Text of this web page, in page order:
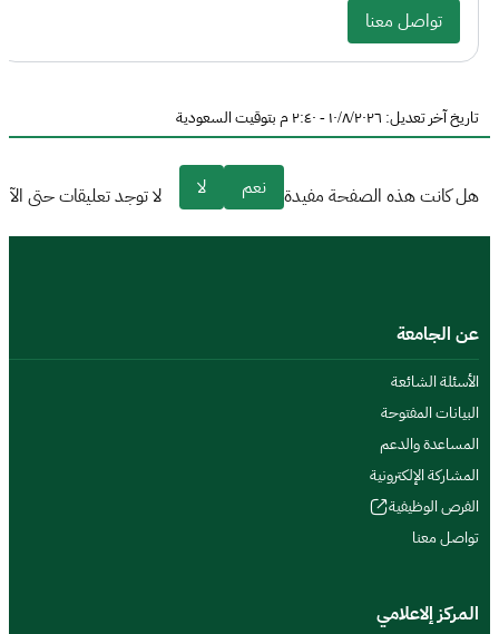
تواصل معنا
تاريخ آخر تعديل: ١٠/٨/٢٠٢٦ - ٢:٤٠ م بتوقيت السعودية
هل كانت هذه الصفحة مفيدة نعم لا لا توجد تعليقات حتى
عن الجامعة
الأسئلة الشائعة
البيانات المفتوحة
المساعدة والدعم
المشاركة الإلكترونية
الفرص الوظيفية
تواصل معنا
المركز إلاعلامي